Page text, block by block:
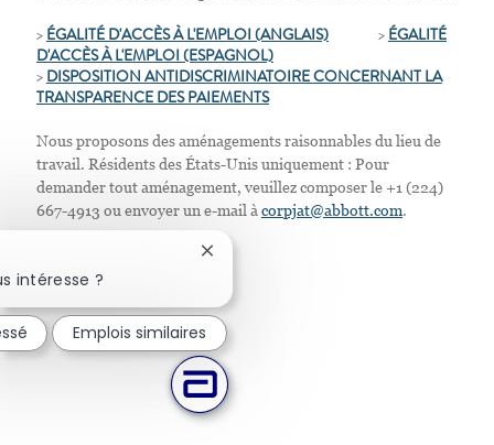
> ÉGALITÉ D'ACCÈS À L'EMPLOI (ANGLAIS)> ÉGALITÉ
D'ACCÈS À L'EMPLOI (ESPAGNOL)
> DISPOSITION ANTIDISCRIMINATOIRE CONCERNANT LA
TRANSPARENCE DES PAIEMENTS
Nous proposons des aménagements raisonnables du lieu de
travail. Résidents des États-Unis uniquement : Pour
demander tout aménagement, veuillez composer le +1 (224)
667-4913 ou envoyer un e-mail à corpjat@abbott.com.
intéresse ?
Fermer la notification du chatbot
Emplois similaires